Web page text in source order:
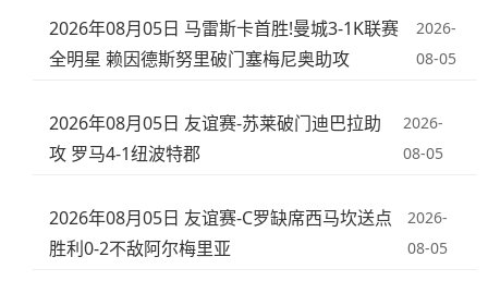
2026年08月05日 马雷斯卡首胜!曼城3-1K联赛
全明星 赖因德斯努里破门塞梅尼奥助攻
2026-
08-05
2026年08月05日 友谊赛-苏莱破门迪巴拉助
攻 罗马4-1纽波特郡
2026-
08-05
2026年08月05日 友谊赛-C罗缺席西马坎送点
胜利0-2不敌阿尔梅里亚
2026-
08-05